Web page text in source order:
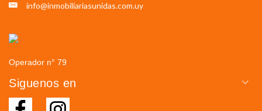
info@inmobiliariasunidas.com.uy
Operador n° 79
Siguenos en